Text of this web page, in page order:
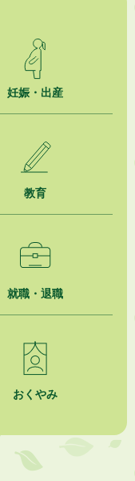
い
将棋教室
しました
妊娠・出産
教育
就職・退職
おくやみ